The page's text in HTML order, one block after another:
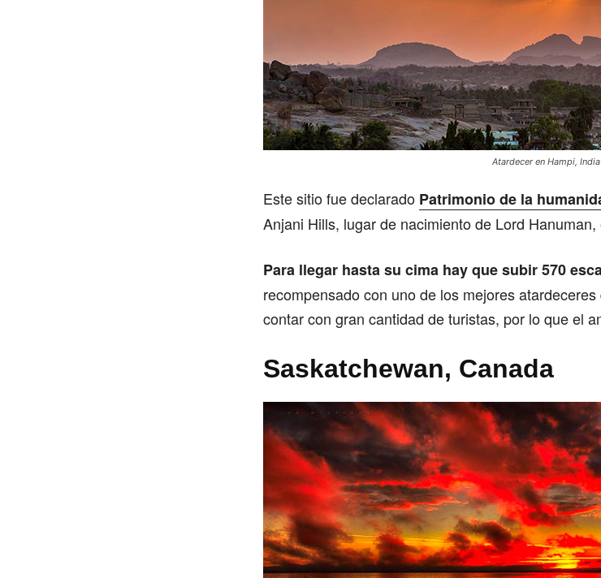
Atardecer en Hampi, India
Este sitio fue declarado Patrimonio de la
Anjani Hills, lugar de nacimiento de Lord
Para llegar hasta su cima hay que subir 570
recompensado con uno de los mejores
contar con gran cantidad de turistas, por lo que el
Saskatchewan, Canada